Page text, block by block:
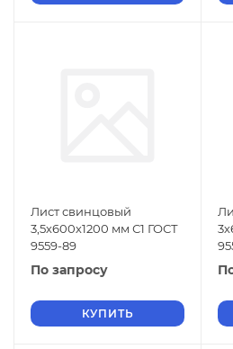
Лист свинцовый
3,5х600х1200 мм С1 ГОСТ
9559-89
По запросу
КУПИТЬ